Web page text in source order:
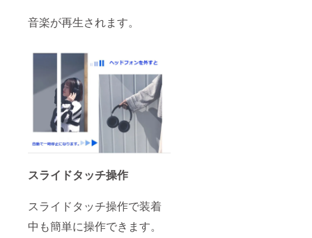
音楽が再生されます。
スライドタッチ操作
スライドタッチ操作で装着
中も簡単に操作できます。